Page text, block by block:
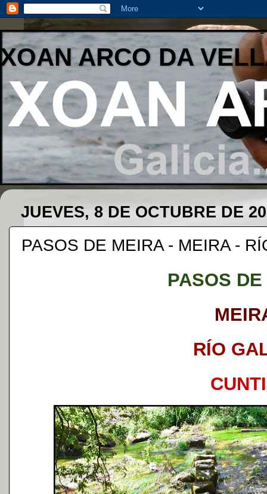
XOAN ARCO DA
JUEVES, 8 DE OCTUBRE DE
PASOS DE MEIRA - MEIRA -
PASOS
RÍO